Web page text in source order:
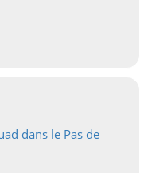
dans le Pas de